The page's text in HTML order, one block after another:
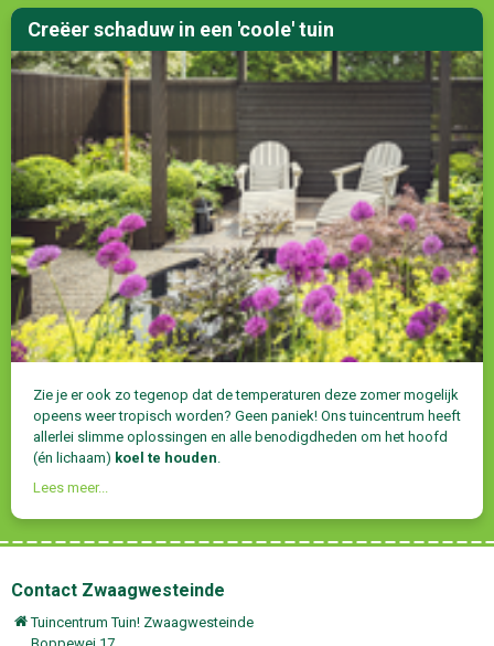
Creëer schaduw in een 'coole' tuin
Zie je er ook zo tegenop dat de temperaturen deze zomer mogelijk
opeens weer tropisch worden? Geen paniek! Ons tuincentrum heeft
allerlei slimme oplossingen en alle benodigdheden om het hoofd
(én lichaam) koel te houden
Lees meer...
Contact Zwaagwesteinde
Tuincentrum Tuin! Zwaagwesteinde